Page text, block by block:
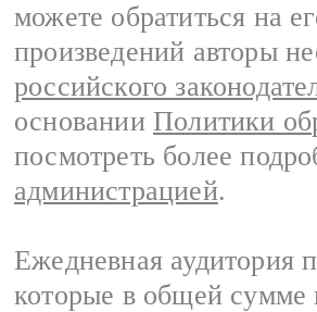
можете обратиться на
произведений авторы
российского
основании Политики
посмотреть более
администрацией.
Ежедневная аудитория
которые в общей сумме